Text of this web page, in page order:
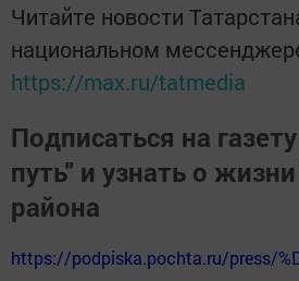
Читайте новости
национальном
https://max.ru/tatmedia
Подписаться на
путь" и узнать о
района
https://podpiska.pochta.ru/press/